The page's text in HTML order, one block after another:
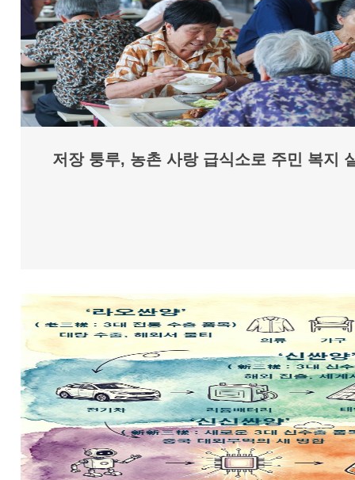
저장 퉁루, 농촌 사랑 급식소로 주민 복지